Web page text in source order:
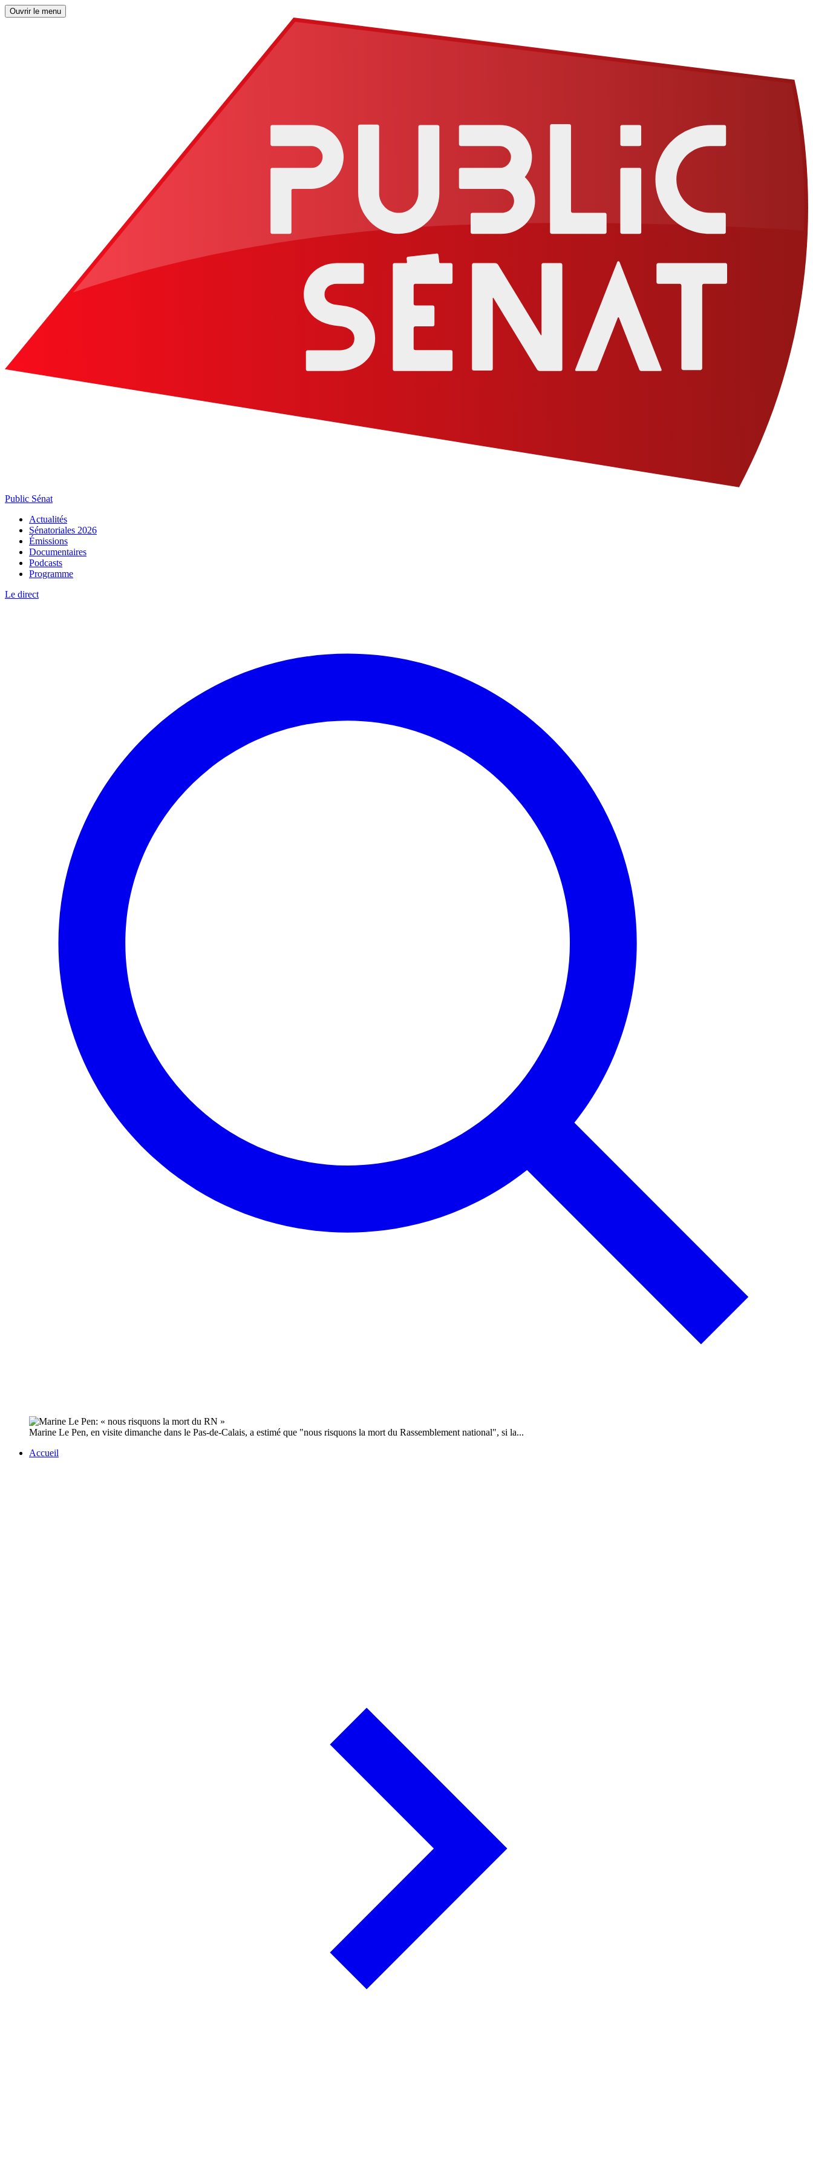
Ouvrir le menu
Public Sénat
Actualités
Sénatoriales 2026
Émissions
Documentaires
Podcasts
Programme
Le direct
Marine Le Pen, en visite dimanche dans le Pas-de-Calais, a estimé que "nous risquons la mort du Rassemblement national", si la...
Accueil